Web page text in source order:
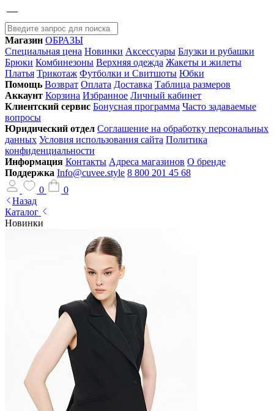
Магазин ОБРАЗЫ
Специальная цена Новинки Аксессуары Блузки и рубашки
Брюки Комбинезоны Верхняя одежда Жакеты и жилеты
Платья Трикотаж Футболки и Свитшоты Юбки
Помощь Возврат Оплата Доставка Таблица размеров
Аккаунт Корзина Избранное Личный кабинет
Клиентский сервис Бонусная программа Часто задаваемые
вопросы
Юридический отдел Соглашение на обработку персональных
данных Условия использования сайта Политика
конфиденциальности
Информация Контакты Адреса магазинов О бренде
Поддержка Info@cuvee.style 8 800 201 45 68
0
0
Назад
Каталог
Новинки